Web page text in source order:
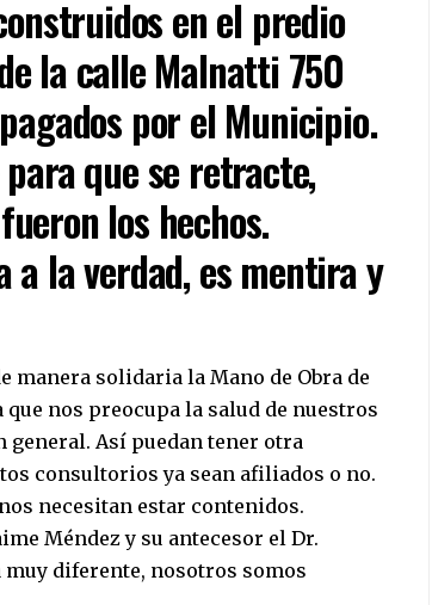
en el predio
la calle Malnatti 750
por el Municipio.
que se retracte,
los hechos.
la verdad, es mentira y
manera solidaria la Mano de Obra de
nos preocupa la salud de nuestros
general. Así puedan tener otra
consultorios ya sean afiliados o no.
necesitan estar contenidos.
Méndez y su antecesor el Dr.
diferente, nosotros somos